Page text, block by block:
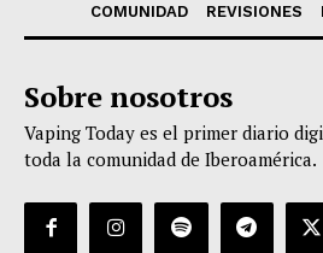
COMUNIDAD
REVISIONES
Sobre nosotros
Vaping Today es el primer diario
toda la comunidad de Iberoamérica.